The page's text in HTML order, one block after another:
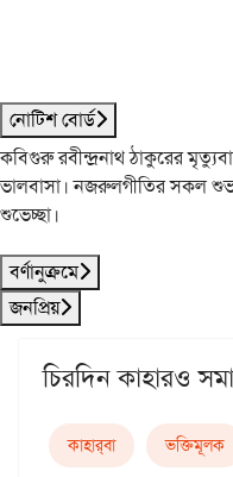
নোটিশ বোর্ড
কবিগুরু রবীন্দ্রনাথ ঠাকুরের
ভালবাসা। নজরুলগীতির সকল
শুভেচ্ছা।
বর্ণানুক্রমে
জনপ্রিয়
চিরদিন কাহারও
কাহার্‌বা ভক্তিমূলক